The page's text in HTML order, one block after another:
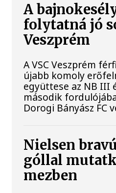
A
folytatná jó
Veszprém
A VSC Veszprém
újabb komoly
együttese az NB III
második
Dorogi Bányász FC
Nielsen
góllal
mezben